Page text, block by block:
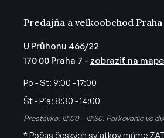
Predajňa a veľkoobchod Praha
U Průhonu 466/22
170 00 Praha 7 - zobraziť na mape
Po - St: 9:00 - 17:00
Št - Pia: 8:30 - 14:00
Prestávka: 12:00 - 12:30. Parkovanie vo
* Počas českých sviatkov máme